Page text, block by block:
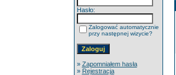
Hasło:
Zalogować automatycznie
przy następnej wizycie?
» Zapomniałem hasła
» Rejestracja